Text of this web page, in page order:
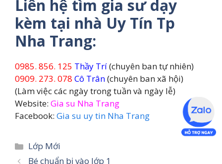
Liên hệ tìm gia sư dạy
kèm tại nhà Uy Tín Tp
Nha Trang:
0985. 856. 125 Thầy Trí(chuyên ban tự nhiên)
0909. 273. 078 Cô Trân(chuyên ban xã hội)
(Làm việc các ngày trong tuần và ngày lễ)
Website: Gia su Nha Trang
Facebook: Gia su uy tin Nha Trang
Danh
mục
Lớp Mới
Bé chuẩn bị vào lớp 1